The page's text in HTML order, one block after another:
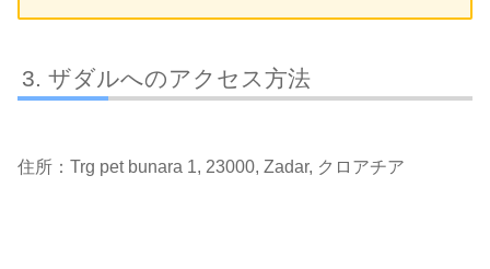
ザダルへのアクセス方法
住所：Trg pet bunara 1, 23000, Zadar, クロアチア